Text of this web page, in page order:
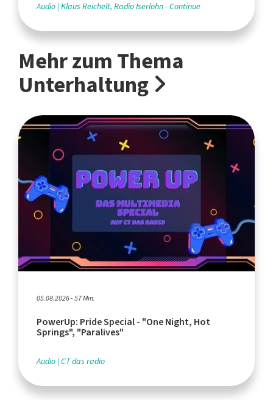
Audio Klaus Reichelt, Radio Iserlohn - Continue
Mehr zum Thema
Unterhaltung
05.08.2026 - 57 Min.
PowerUp: Pride Special - "One Night, Hot
Springs", "Paralives"
Audio CT das radio